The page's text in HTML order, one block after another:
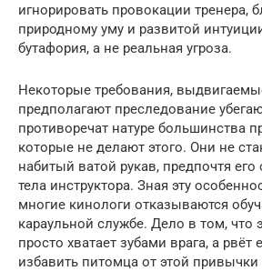
игнорировать провокации тренера,
природному уму и развитой
бутафория, а не реальная угроза.
Некоторые требования,
предполагают преследование
противоречат натуре большинства
которые не делают этого. Они не
набитый ватой рукав, предпочтя
тела инструктора. Зная эту
многие кинологи отказываются
караульной службе. Дело в том, что
просто хватает зубами врага, а рвёт
избавить питомца от этой